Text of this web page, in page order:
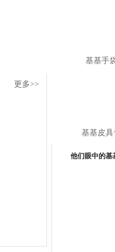
基基手
基基皮
更多>>
他们眼中的基